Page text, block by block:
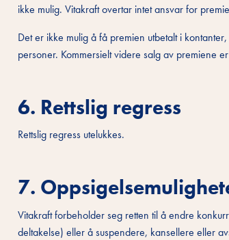
ikke mulig. Vitakraft overtar intet ansvar for
Det er ikke mulig å få premien utbetalt i
personer. Kommersielt videre salg av premiene
6. Rettslig regress
Rettslig regress utelukkes.
7.
Vitakraft forbeholder seg retten til å endre
deltakelse) eller å suspendere, kansellere eller